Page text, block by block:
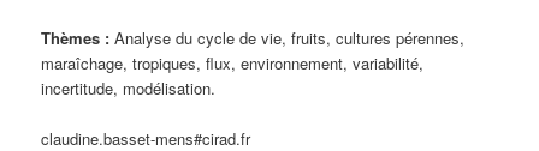
Thèmes : Analyse du cycle de vie, fruits, cultures pérennes,
maraîchage, tropiques, flux, environnement, variabilité,
incertitude, modélisation.
claudine.basset-mens#cirad.fr